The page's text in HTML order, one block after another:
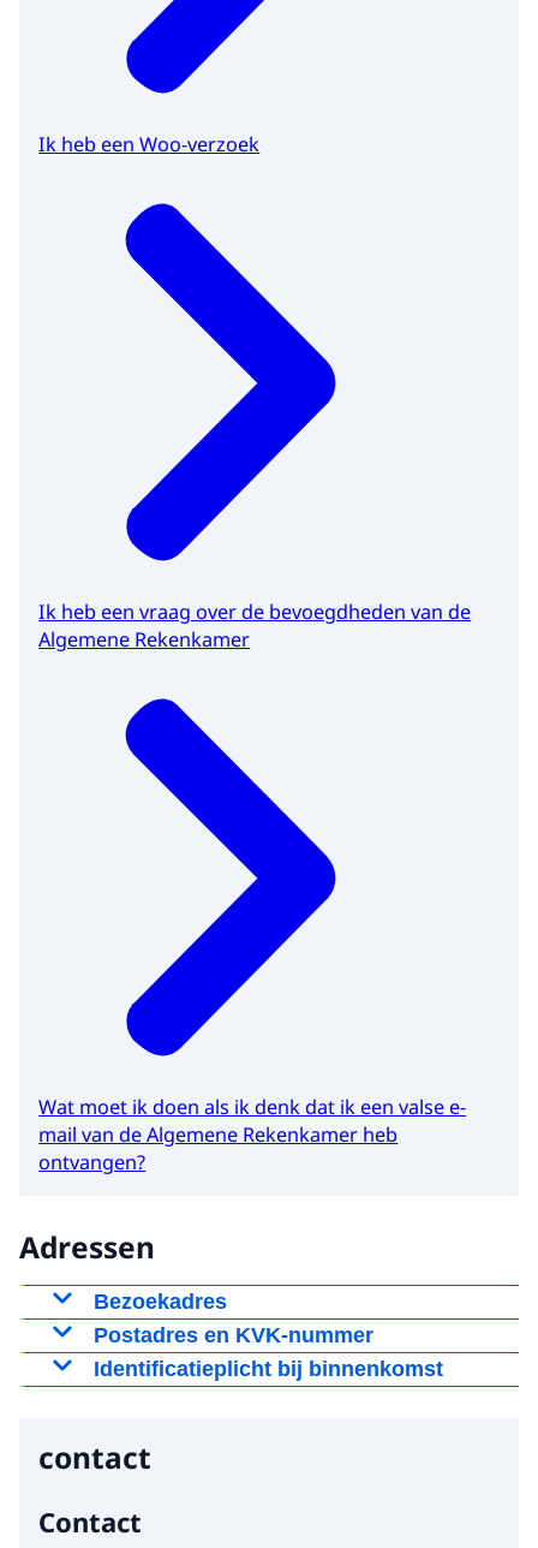
Ik heb een Woo-verzoek
Ik heb een vraag over de bevoegdheden van de
Algemene Rekenkamer
Wat moet ik doen als ik denk dat ik een valse e-
mail van de Algemene Rekenkamer heb
ontvangen?
Adressen
Bezoekadres
Lange Vijverberg 3
2513 AC Den Haag
Postadres en KVK-nummer
Postadres
2500 EA Den Haag
82940649
Identificatieplicht bij binnenkomst
(paspoort, nationale identiteitskaart, rijbewijs of
contact
Contact
Hier niets invullen a.u.b.